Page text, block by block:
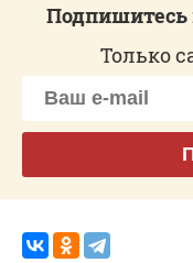
Подпишитесь
Только